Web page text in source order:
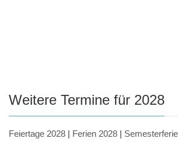
Weitere Termine für 2028
Feiertage 2028 | Ferien 2028 |